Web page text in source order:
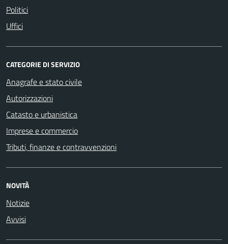
Politici
Uffici
CATEGORIE DI SERVIZIO
Anagrafe e stato civile
Autorizzazioni
Catasto e urbanistica
Imprese e commercio
Tributi, finanze e contravvenzioni
NOVITÀ
Notizie
Avvisi